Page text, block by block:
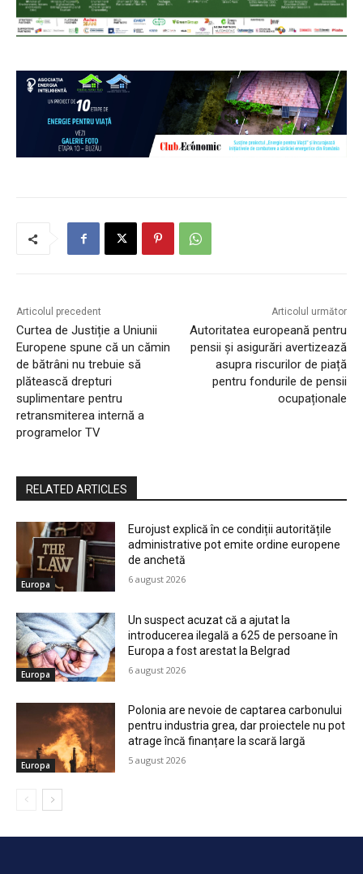
Articolul precedent
Curtea de Justiție a Uniunii
Europene spune că un cămin
de bătrâni nu trebuie să
plătească drepturi
suplimentare pentru
retransmiterea internă a
programelor TV
Articolul următor
Autoritatea europeană pentru
pensii și asigurări avertizează
asupra riscurilor de piață
pentru fondurile de pensii
ocupaționale
RELATED ARTICLES
Europa
Eurojust explică în ce condiții autoritățile
administrative pot emite ordine europene
de anchetă
6 august 2026
Europa
Un suspect acuzat că a ajutat la
introducerea ilegală a 625 de persoane în
Europa a fost arestat la Belgrad
6 august 2026
Europa
Polonia are nevoie de captarea carbonului
pentru industria grea, dar proiectele nu pot
atrage încă finanțare la scară largă
5 august 2026